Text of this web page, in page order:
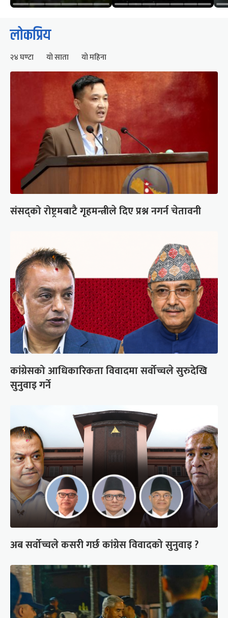
लोकप्रिय
२४ घण्टा यो साता यो महिना
संसद्को रोष्ट्रमबाटै गृहमन्त्रीले दिए प्रश्न नगर्न चेतावनी
कांग्रेसको आधिकारिकता विवादमा सर्वोच्चले सुरुदेखि
सुनुवाइ गर्ने
अब सर्वोच्चले कसरी गर्छ कांग्रेस विवादको सुनुवाइ ?